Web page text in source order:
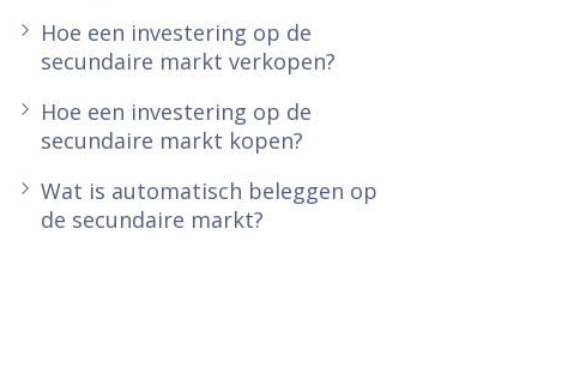
Hoe een investering op de
secundaire markt verkopen?
Hoe een investering op de
secundaire markt kopen?
Wat is automatisch beleggen op
de secundaire markt?